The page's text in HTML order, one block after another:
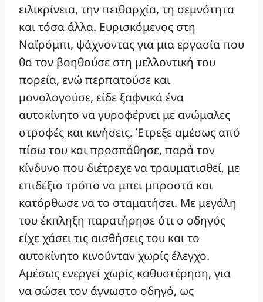
ειλικρίνεια, την πειθαρχία, τη σεμνότητα
και τόσα άλλα. Ευρισκόμενος στη
Ναϊρόμπι, ψάχνοντας για μια εργασία που
θα τον βοηθούσε στη μελλοντική του
πορεία, ενώ περπατούσε και
μονολογούσε, είδε ξαφνικά ένα
αυτοκίνητο να γυροφέρνει με ανώμαλες
στροφές και κινήσεις. Έτρεξε αμέσως από
πίσω του και προσπάθησε, παρά τον
κίνδυνο που διέτρεχε να τραυματισθεί, με
επιδέξιο τρόπο να μπει μπροστά και
κατόρθωσε να το σταματήσει. Με μεγάλη
του έκπληξη παρατήρησε ότι ο οδηγός
είχε χάσει τις αισθήσεις του και το
αυτοκίνητο κινούνταν χωρίς έλεγχο.
Αμέσως ενεργεί χωρίς καθυστέρηση, για
να σώσει τον άγνωστο οδηγό, ως